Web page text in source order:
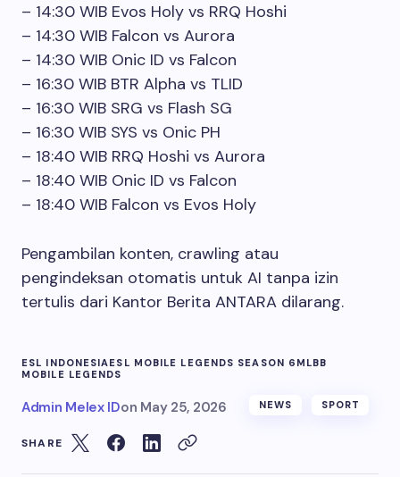
– 14:30 WIB Evos Holy vs RRQ Hoshi
– 14:30 WIB Falcon vs Aurora
– 14:30 WIB Onic ID vs Falcon
– 16:30 WIB BTR Alpha vs TLID
– 16:30 WIB SRG vs Flash SG
– 16:30 WIB SYS vs Onic PH
– 18:40 WIB RRQ Hoshi vs Aurora
– 18:40 WIB Onic ID vs Falcon
– 18:40 WIB Falcon vs Evos Holy
Pengambilan konten, crawling atau
pengindeksan otomatis untuk AI tanpa izin
tertulis dari Kantor Berita ANTARA dilarang.
ESL INDONESIAESL MOBILE LEGENDS SEASON 6 MLBB
MOBILE LEGENDS
Admin Melex IDon May 25, 2026 NEWS SPORT
SHARE